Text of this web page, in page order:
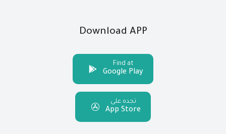
Download APP
Find at
Google Play
تجده على
App Store